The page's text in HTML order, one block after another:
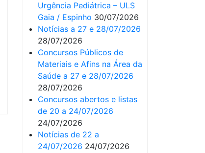
Urgência Pediátrica – ULS
Gaia / Espinho 30/07/2026
Notícias a 27 e 28/07/2026
28/07/2026
Concursos Públicos de
Materiais e Afins na Área da
Saúde a 27 e 28/07/2026
28/07/2026
Concursos abertos e listas
de 20 a 24/07/2026
24/07/2026
Notícias de 22 a
24/07/2026 24/07/2026